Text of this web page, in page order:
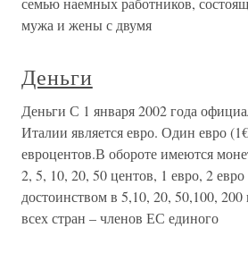
мужа и жены с двумя
Деньги
Деньги С 1 января 2002 года
Италии является евро. Один евро
евроцентов.В обороте имеются
2, 5, 10, 20, 50 центов, 1 евро, 2
достоинством в 5,10, 20, 50,100,
всех стран – членов ЕС единого